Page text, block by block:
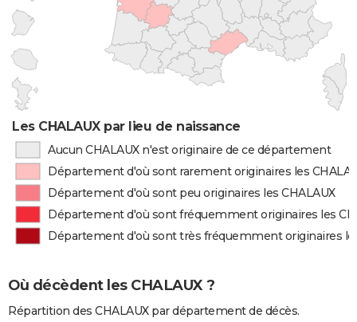
Les CHALAUX par lieu de naissance
Aucun CHALAUX n'est originaire de ce département
Département d'où sont rarement originaires les
Département d'où sont peu originaires les CHALAUX
Département d'où sont fréquemment originaires les
Département d'où sont très fréquemment originaires
Où décèdent les CHALAUX ?
Répartition des CHALAUX par département de décès.